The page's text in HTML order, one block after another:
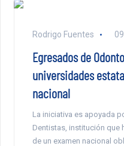
Rodrigo Fuentes
Egresados de
universidades
nacional
La iniciativa es apoyada
Dentistas, institución que
de un examen nacional